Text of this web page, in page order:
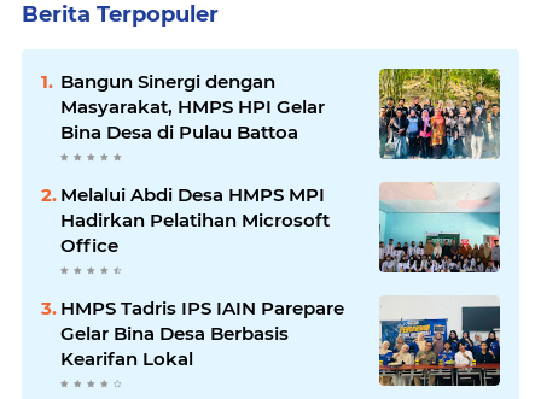
Berita Terpopuler
Bangun Sinergi dengan
Masyarakat, HMPS HPI Gelar
Bina Desa di Pulau Battoa
Melalui Abdi Desa HMPS MPI
Hadirkan Pelatihan Microsoft
Office
HMPS Tadris IPS IAIN Parepare
Gelar Bina Desa Berbasis
Kearifan Lokal